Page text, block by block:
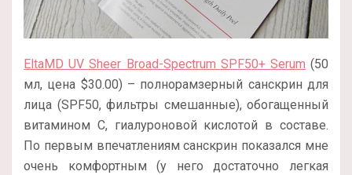
EltaMD UV Sheer Broad-Spectrum SPF50+ Serum (50
мл, цена $30.00) – полнорамзерный санскрин для
лица (SPF50, фильтры смешанные), обогащенный
витамином С, гиалуроновой кислотой в составе.
По первым впечатлениям санскрин показался мне
очень комфортным (у него достаточно легкая